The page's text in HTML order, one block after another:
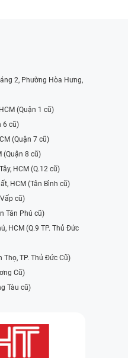
2, Phường Hòa Hưng,
(Quận 1 cũ)
6 cũ)
(Quận 7 cũ)
(Quận 8 cũ)
HCM (Q.12 cũ)
HCM (Tân Bình cũ)
cũ)
Tân Phú cũ)
HCM (Q.9 TP. Thủ Đức
Thọ, TP. Thủ Đức Cũ)
Cũ)
Tàu cũ)